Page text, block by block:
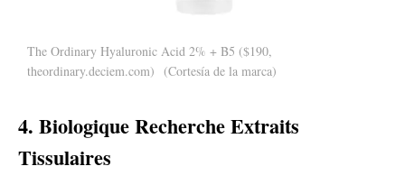
The Ordinary Hyaluronic Acid 2% + B5 ($190,
theordinary.deciem.com) (Cortesía de la marca)
4. Biologique Recherche Extraits
Tissulaires